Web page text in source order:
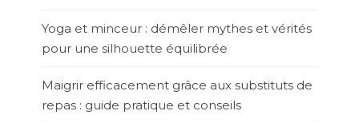
Yoga et minceur : démêler mythes et vérités
pour une silhouette équilibrée
Maigrir efficacement grâce aux substituts de
repas : guide pratique et conseils